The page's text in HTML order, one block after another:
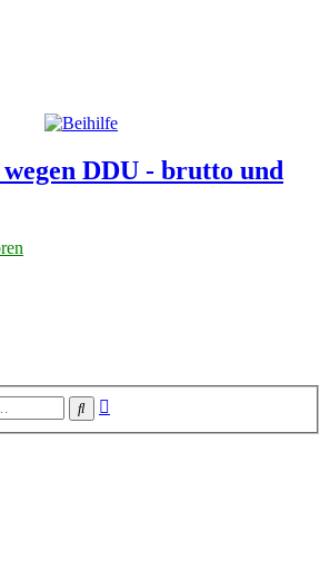
DDU - brutto und
Suche